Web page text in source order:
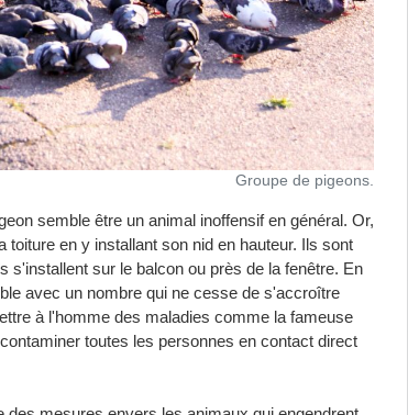
Groupe de pigeons.
semble être un animal inoffensif en général. Or,
toiture en y installant son nid en hauteur. Ils sont
s'installent sur le balcon ou près de la fenêtre. En
avec un nombre qui ne cesse de s'accroître
à l'homme des maladies comme la fameuse
toutes les personnes en contact direct